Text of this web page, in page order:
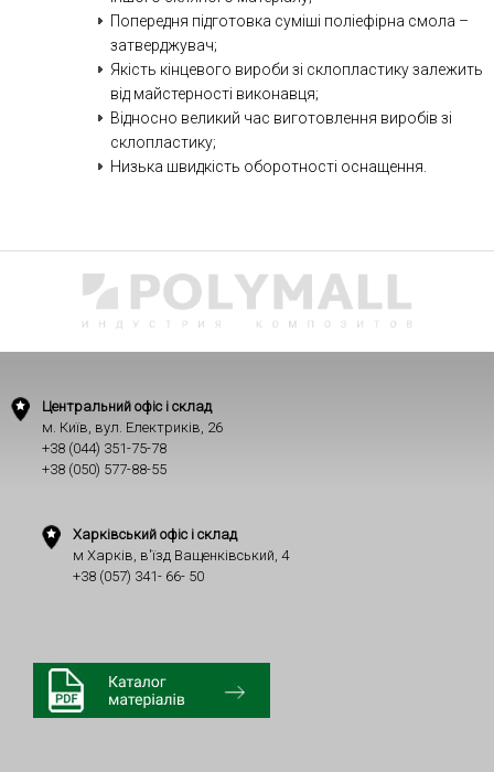
Попередня підготовка суміші поліефірна смола –
затверджувач;
Якість кінцевого вироби зі склопластику залежить
від майстерності виконавця;
Відносно великий час виготовлення виробів зі
склопластику;
Низька швидкість оборотності оснащення.
Центральний офіс і склад
м. Київ, вул. Електриків, 26
+38 (044) 351-75-78
+38 (050) 577-88-55
Харківський офіс і склад
м Харків, в'їзд Ващенківський, 4
+38 (057) 341- 66- 50